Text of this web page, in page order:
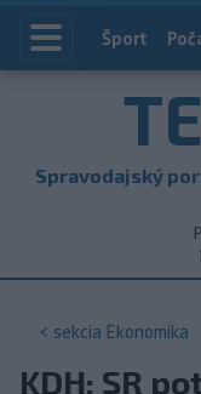
Index
Šport
Spravodajský
< sekcia Ekonomika
KDH: SR